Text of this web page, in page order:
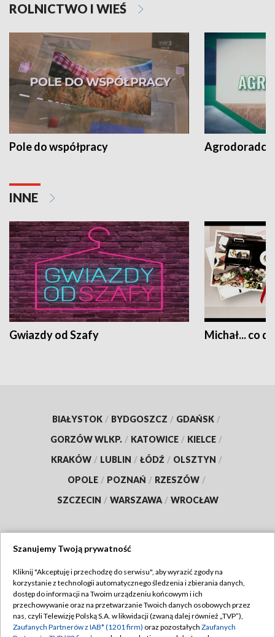
ROLNICTWO I WIEŚ
Pole do współpracy Agrodoradcy
INNE
Gwiazdy od Szafy Michał... co
BIAŁYSTOK / BYDGOSZCZ / GDAŃSK /
GORZÓW WLKP. / KATOWICE / KIELCE /
KRAKÓW / LUBLIN / ŁÓDŹ / OLSZTYN /
OPOLE / POZNAŃ / RZESZÓW /
SZCZECIN / WARSZAWA / WROCŁAW
TVP
Abonament TVP
Emisja w TVP
Regulamin TVP
Polityka prywatności
Szanujemy Twoją prywatność
Kliknij "Akceptuję i przechodzę do serwisu", aby wyrazić zgody na
korzystanie z technologii automatycznego śledzenia i zbierania danych,
dostęp do informacji na Twoim urządzeniu końcowym i ich
przechowywanie oraz na przetwarzanie Twoich danych osobowych przez
nas, czyli Telewizję Polską S.A. w likwidacji (zwaną dalej również „TVP”),
Zaufanych Partnerów z IAB* (1201 firm) oraz pozostałych Zaufanych